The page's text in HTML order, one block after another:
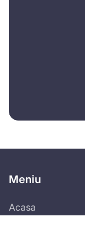
Meniu
Acasa